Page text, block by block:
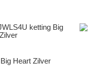
Heart Zilver